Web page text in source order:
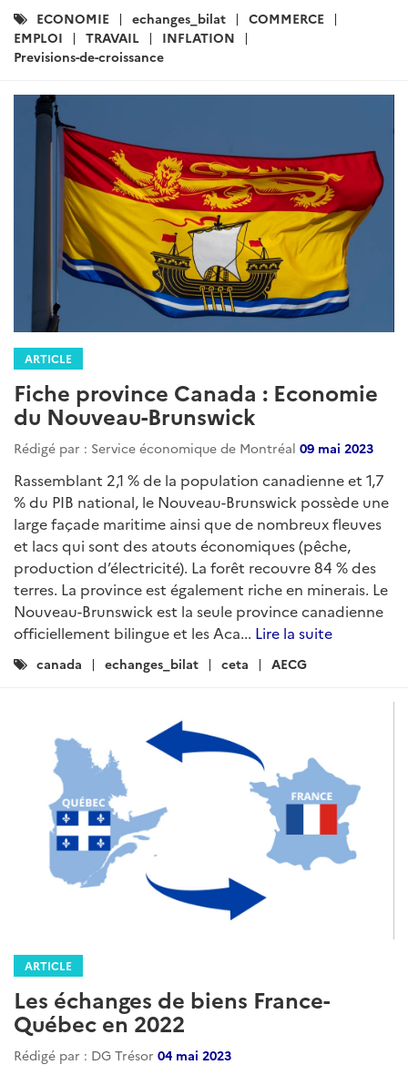
Catégories
:
ECONOMIE echanges_bilat
COMMERCE
EMPLOI
TRAVAIL
INFLATION
Previsions-de-croissance
ARTICLE
Fiche province Canada : Economie
du Nouveau-Brunswick
Rédigé par : Service économique de Montréal 09 mai 2023
Rassemblant 2,1 % de la population canadienne et 1,7
% du PIB national, le Nouveau-Brunswick possède une
large façade maritime ainsi que de nombreux fleuves
et lacs qui sont des atouts économiques (pêche,
production d’électricité). La forêt recouvre 84 % des
terres. La province est également riche en minerais. Le
Nouveau-Brunswick est la seule province canadienne
officiellement bilingue et les Aca... Lire la suite
Catégories
canada echanges_bilat ceta AECG
ARTICLE
Les échanges de biens France-
Québec en 2022
Rédigé par : DG Trésor 04 mai 2023